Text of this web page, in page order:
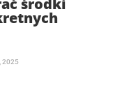
środki
2025